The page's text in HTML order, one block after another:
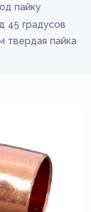
пайку
45 градусов
твердая пайка